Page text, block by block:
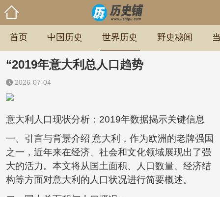
首页 中国历史 世界历史 野史秘闻
“2019年意大利总人口趋势
2026-07-04
意大利人口现状分析：2019年数据揭示关键信息
一、引言与背景介绍 意大利，作为欧洲的老牌强国
之一，近年来在经济、社会和文化领域展现出了强
大的活力。本文将从国土面积、人口数量、经济结
构等方面对意大利的人口状况进行简要概述。